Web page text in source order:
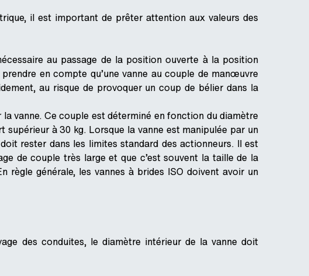
il est important de prêter attention aux valeurs des
au passage de la position ouverte à la position
en compte qu’une vanne au couple de manœuvre
au risque de provoquer un coup de bélier dans la
vanne. Ce couple est déterminé en fonction du diamètre
à 30 kg. Lorsque la vanne est manipulée par un
rester dans les limites standard des actionneurs. Il est
de couple très large et que c’est souvent la taille de la
règle générale, les vannes à brides ISO doivent avoir un
des conduites, le diamètre intérieur de la vanne doit